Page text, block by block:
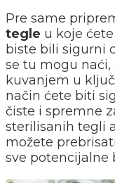
Pre same
tegle u koje
biste bili sigurni
se tu mogu
kuvanjem u
način ćete biti
čiste i spremne
sterilisanih tegli
možete
sve potencijalne